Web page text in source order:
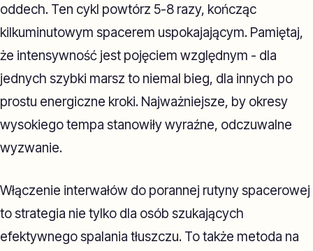
oddech. Ten cykl powtórz 5-8 razy, kończąc
kilkuminutowym spacerem uspokajającym. Pamiętaj,
że intensywność jest pojęciem względnym - dla
jednych szybki marsz to niemal bieg, dla innych po
prostu energiczne kroki. Najważniejsze, by okresy
wysokiego tempa stanowiły wyraźne, odczuwalne
wyzwanie.
Włączenie interwałów do porannej rutyny spacerowej
to strategia nie tylko dla osób szukających
efektywnego spalania tłuszczu. To także metoda na